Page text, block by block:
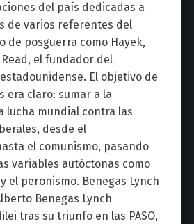
del país dedicadas a
de varios referentes del
de posguerra como Hayek,
el fundador del
El objetivo de
era claro: sumar a la
lucha mundial contra las
desde el
el comunismo, pasando
variables autóctonas como
el peronismo. Benegas Lynch
Benegas Lynch
tras su triunfo en las PASO,